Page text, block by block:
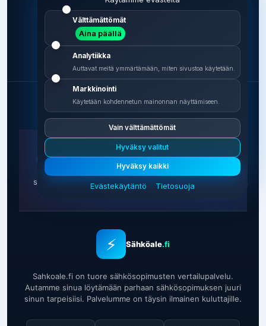
0 €
Vertailu on ilmainen
Mainosilmoitus:Sahkoale.fi on kaupallinen affiliate-
sivusto. Saamme välityspalkkion, kun teet
sähkösopimuksen sivustomme kautta. Tämä ei vaikuta
sinulle näytettävään hintaan.
Lue lisää →
⚡ Sähköale.fi
Sahkoale.fi on tuore sähkösopimusten vertailupalvelu.
Autamme sinua löytämään parhaan sähkösopimuksen juuri
sinun tarpeisiisi. Palvelumme on täysin ilmainen kuluttajille.
Välttämättömät
Aina päällä
Analytiikka
Auttavat meitä ymmärtämään, miten sivustoa käytetään.
Markkinointi
Käytetään kohdennetun mainonnan näyttämiseen.
Vain välttämättömät
Hyväksy valitut
Hyväksy kaikki
Evästekäytäntö Tietosuoja